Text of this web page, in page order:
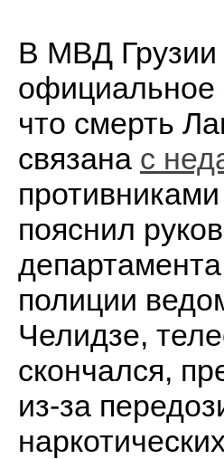
В МВД Грузии
официальное
что смерть
связана с
пояснил
полиции
Челидзе,
скончался,
из-за